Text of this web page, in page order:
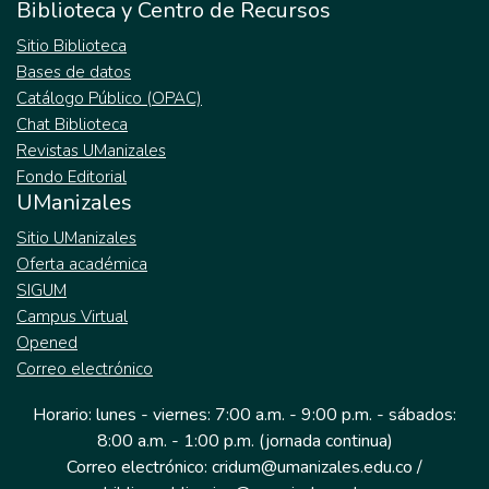
independiente, no visto desde la
mirada incluyente. Los animales tienen una
sufren y tienen dolor, por esa razón es
conducta desproporcionada que ha ejercido
Biblioteca y Centro de Recursos
Sitio Biblioteca
Bases de datos
Catálogo Público (OPAC)
Chat Biblioteca
Revistas UManizales
Fondo Editorial
UManizales
Sitio UManizales
Oferta académica
SIGUM
Campus Virtual
Opened
Correo electrónico
Horario: lunes - viernes: 7:00 a.m. - 9:00 p.m. - sábados:
8:00 a.m. - 1:00 p.m. (jornada continua)
Correo electrónico: cridum@umanizales.edu.co /